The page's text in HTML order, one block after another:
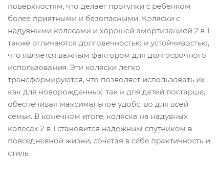
поверхностям, что делает прогулки с ребенком
более приятными и безопасными. Коляски с
надувными колесами и хорошей амортизацией 2 в 1
также отличаются долговечностью и устойчивостью,
что является важным фактором для долгосрочного
использования. Эти коляски легко
трансформируются, что позволяет использовать их
как для новорожденных, так и для детей постарше,
обеспечивая максимальное удобство для всей
семьи. В конечном итоге, коляска на надувных
колесах 2 в 1 становится надежным спутником в
повседневной жизни, сочетая в себе практичность и
стиль.